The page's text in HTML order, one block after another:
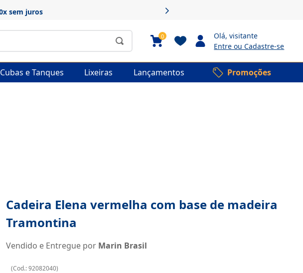
Frete grátis em produtos selecionados
0 Olá, visitante
Entre ou Cadastre-se
Cubas e Tanques Lixeiras Lançamentos Promoções
Cadeira Elena vermelha com base de madeira
Tramontina
Vendido e Entregue por Marin Brasil
(Cod.:92082040)